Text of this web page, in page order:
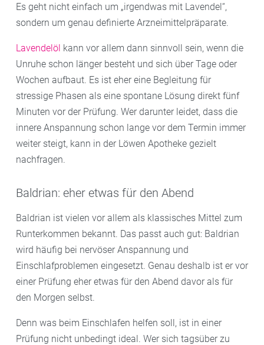
Es geht nicht einfach um „irgendwas mit Lavendel“,
sondern um genau definierte Arzneimittelpräparate.
Lavendelöl kann vor allem dann sinnvoll sein, wenn die
Unruhe schon länger besteht und sich über Tage oder
Wochen aufbaut. Es ist eher eine Begleitung für
stressige Phasen als eine spontane Lösung direkt fünf
Minuten vor der Prüfung. Wer darunter leidet, dass die
innere Anspannung schon lange vor dem Termin immer
weiter steigt, kann in der Löwen Apotheke gezielt
nachfragen.
Baldrian: eher etwas für den Abend
Baldrian ist vielen vor allem als klassisches Mittel zum
Runterkommen bekannt. Das passt auch gut: Baldrian
wird häufig bei nervöser Anspannung und
Einschlafproblemen eingesetzt. Genau deshalb ist er vor
einer Prüfung eher etwas für den Abend davor als für
den Morgen selbst.
Denn was beim Einschlafen helfen soll, ist in einer
Prüfung nicht unbedingt ideal. Wer sich tagsüber zu